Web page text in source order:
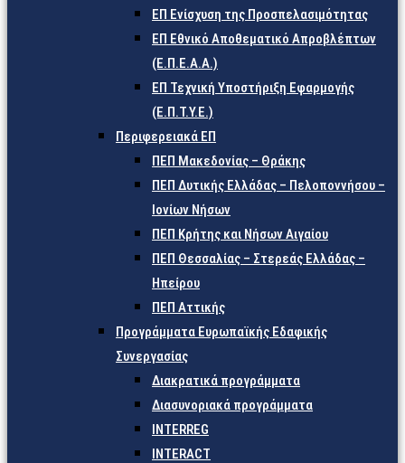
ΕΠ Ενίσχυση της Προσπελασιμότητας
ΕΠ Εθνικό Αποθεματικό Απροβλέπτων
(Ε.Π.Ε.Α.Α.)
ΕΠ Τεχνική Υποστήριξη Εφαρμογής
(Ε.Π.Τ.Υ.Ε.)
Περιφερειακά ΕΠ
ΠΕΠ Μακεδονίας – Θράκης
ΠΕΠ Δυτικής Ελλάδας – Πελοποννήσου –
Ιονίων Νήσων
ΠΕΠ Κρήτης και Νήσων Αιγαίου
ΠΕΠ Θεσσαλίας – Στερεάς Ελλάδας –
Ηπείρου
ΠΕΠ Αττικής
Προγράμματα Ευρωπαϊκής Εδαφικής
Συνεργασίας
Διακρατικά προγράμματα
Διασυνοριακά προγράμματα
INTERREG
INTERACT